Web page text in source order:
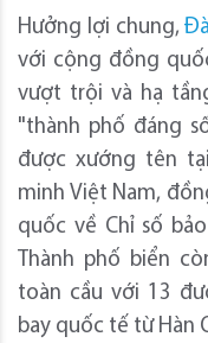
Hưởng lợi chung,
với cộng đồng
vượt trội và hạ
"thành phố đáng
được xướng tên
minh Việt Nam,
quốc về Chỉ số
Thành phố biển
toàn cầu với 13
bay quốc tế từ Hàn